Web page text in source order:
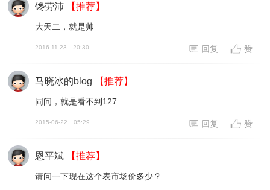
馋劳沛 【推荐】
大天二，就是帅
2016-11-23 20:30 回复 赞
马晓冰的blog 【推荐】
同问，就是看不到127
2015-06-22 05:29 回复 赞
恩平斌 【推荐】
请问一下现在这个表市场价多少？